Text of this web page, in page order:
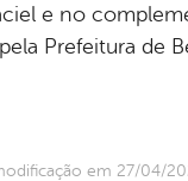
e no
Prefeitura de
em 27/04/